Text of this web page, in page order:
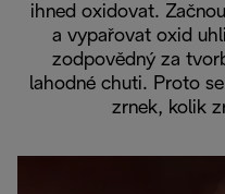
ihned oxidovat.
a vypařovat oxid
zodpovědný za
lahodné chuti. Proto
zrnek, kolik